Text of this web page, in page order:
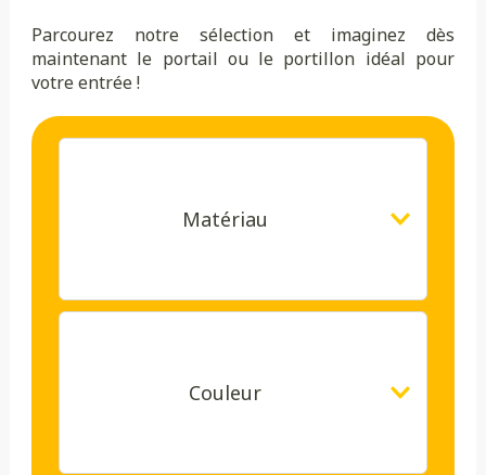
Parcourez notre sélection et imaginez dès
maintenant le portail ou le portillon idéal pour
votre entrée !
Matériau
Couleur